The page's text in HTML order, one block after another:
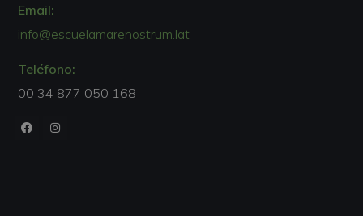
Email:
info@escuelamarenostrum.lat
Teléfono:
00 34 877 050 168